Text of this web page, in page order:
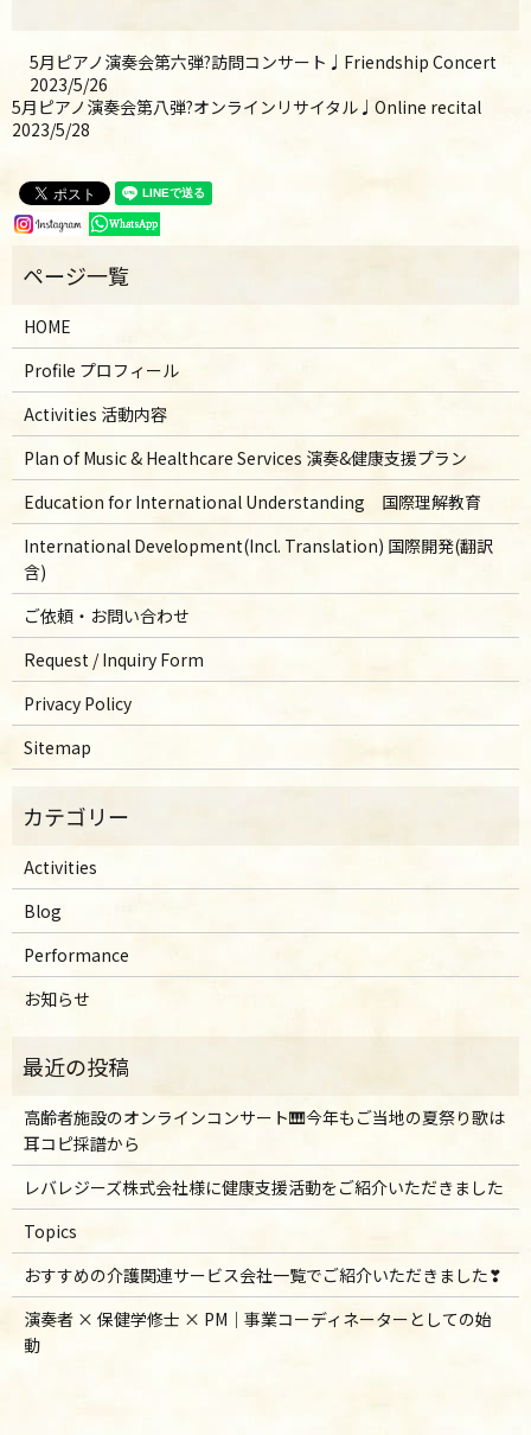
5月ピアノ演奏会第六弾?訪問コンサート♩Friendship Concert
2023/5/26
5月ピアノ演奏会第八弾?オンラインリサイタル♩Online recital
2023/5/28
HOME
Profile プロフィール
Activities 活動内容
Plan of Music & Healthcare Services 演奏&健康支援プラン
Education for International Understanding 国際理解教育
International Development(Incl. Translation) 国際開発(翻訳
含)
ご依頼・お問い合わせ
Request / Inquiry Form
Privacy Policy
Sitemap
Activities
Blog
Performance
お知らせ
高齢者施設のオンラインコンサート🎹今年もご当地の夏祭り歌は
耳コピ採譜から
レバレジーズ株式会社様に健康支援活動をご紹介いただきました
Topics
おすすめの介護関連サービス会社一覧でご紹介いただきました❣
演奏者 × 保健学修士 × PM｜事業コーディネーターとしての始
動